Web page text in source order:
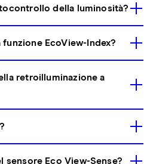
della luminosità?
EcoView-Index?
retroilluminazione a
sensore Eco View-Sense?